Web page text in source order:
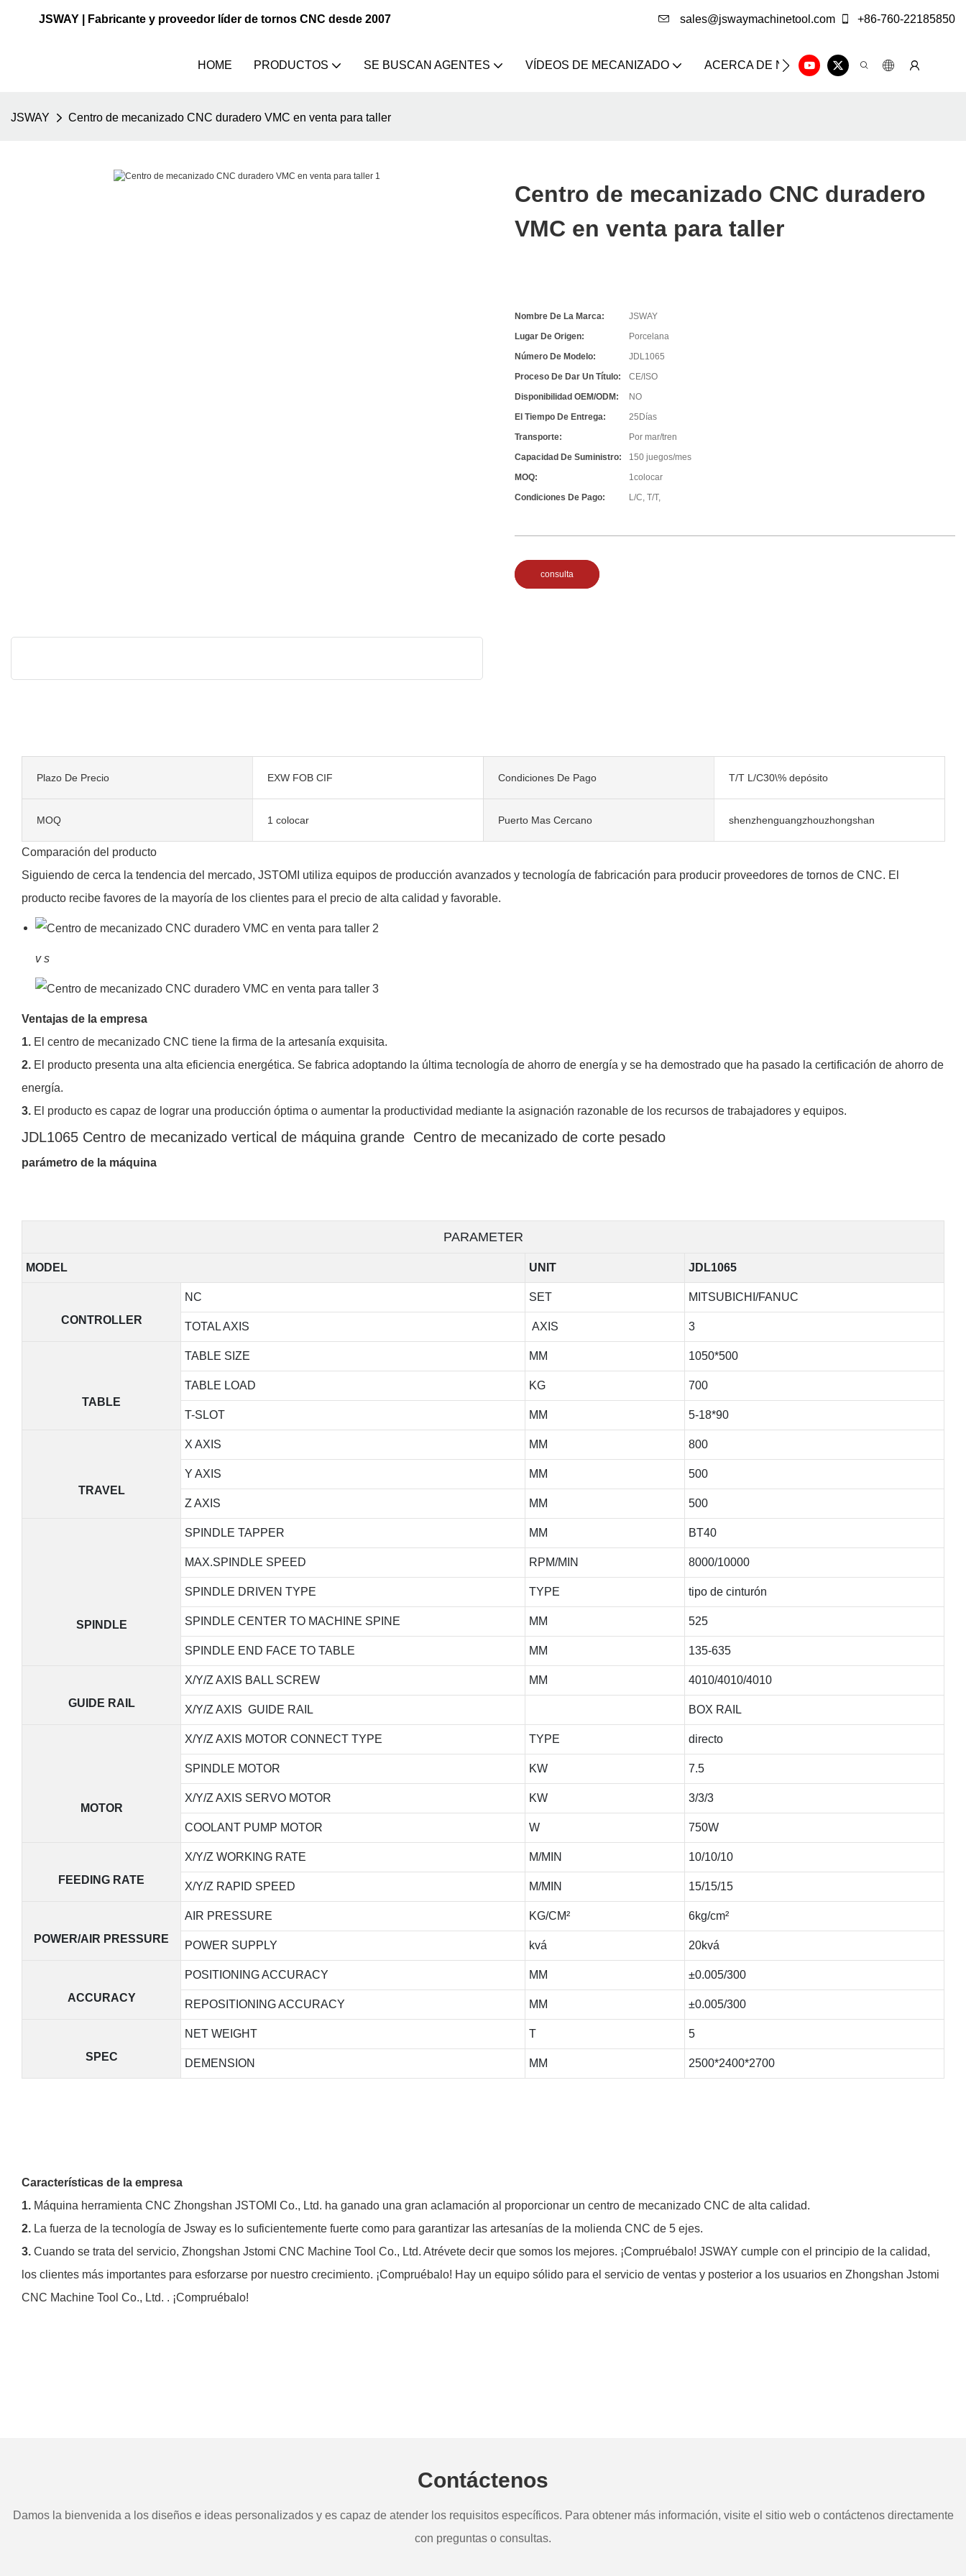
JSWAY | Fabricante y proveedor líder de tornos CNC desde 2007 sales@jswaymachinetool.com +86-760-22185850
HOME PRODUCTOS SE BUSCAN AGENTES VÍDEOS DE MECANIZADO ACERCA DE NOSOTROS SOLUCIÓN
JSWAY Centro de mecanizado CNC duradero VMC en venta para taller
Centro de mecanizado CNC duradero
VMC en venta para taller
Nombre De La Marca:
JSWAY
Lugar De Origen:
Porcelana
Número De Modelo:
JDL1065
Proceso De Dar Un Título:
CE/ISO
Disponibilidad OEM/ODM:
NO
El Tiempo De Entrega:
25Días
Transporte:
Por mar/tren
Capacidad De Suministro:
150 juegos/mes
MOQ:
1colocar
Condiciones De Pago:
L/C, T/T,
consulta
Plazo De Precio EXW FOB CIF Condiciones De Pago T/T L/C30\% depósito
MOQ 1 colocar Puerto Mas Cercano shenzhenguangzhouzhongshan
Comparación del producto
Siguiendo de cerca la tendencia del mercado, JSTOMI utiliza equipos de producción avanzados y tecnología de fabricación para producir proveedores de tornos de CNC. El
producto recibe favores de la mayoría de los clientes para el precio de alta calidad y favorable.
vs
Ventajas de la empresa
1. El centro de mecanizado CNC tiene la firma de la artesanía exquisita.
2. El producto presenta una alta eficiencia energética. Se fabrica adoptando la última tecnología de ahorro de energía y se ha demostrado que ha pasado la certificación de ahorro de
energía.
3. El producto es capaz de lograr una producción óptima o aumentar la productividad mediante la asignación razonable de los recursos de trabajadores y equipos.
JDL1065 Centro de mecanizado vertical de máquina grande Centro de mecanizado de corte pesado
parámetro de la máquina
PARAMETER
MODEL UNIT JDL1065
CONTROLLER
NC SET MITSUBICHI/FANUC
TOTAL AXIS AXIS 3
TABLE
TABLE SIZE MM 1050*500
TABLE LOAD KG 700
T-SLOT MM 5-18*90
TRAVEL
X AXIS MM 800
Y AXIS MM 500
Z AXIS MM 500
SPINDLE
SPINDLE TAPPER MM BT40
MAX.SPINDLE SPEED RPM/MIN 8000/10000
SPINDLE DRIVEN TYPE TYPE tipo de cinturón
SPINDLE CENTER TO MACHINE SPINE MM 525
SPINDLE END FACE TO TABLE MM 135-635
GUIDE RAIL
X/Y/Z AXIS BALL SCREW MM 4010/4010/4010
X/Y/Z AXIS GUIDE RAIL BOX RAIL
MOTOR
X/Y/Z AXIS MOTOR CONNECT TYPE TYPE directo
SPINDLE MOTOR KW 7.5
X/Y/Z AXIS SERVO MOTOR KW 3/3/3
COOLANT PUMP MOTOR W 750W
FEEDING RATE
X/Y/Z WORKING RATE M/MIN 10/10/10
X/Y/Z RAPID SPEED M/MIN 15/15/15
POWER/AIR PRESSURE
AIR PRESSURE KG/CM² 6kg/cm²
POWER SUPPLY kvá 20kvá
ACCURACY
POSITIONING ACCURACY MM ±0.005/300
REPOSITIONING ACCURACY MM ±0.005/300
SPEC
NET WEIGHT T 5
DEMENSION MM 2500*2400*2700
Características de la empresa
1. Máquina herramienta CNC Zhongshan JSTOMI Co., Ltd. ha ganado una gran aclamación al proporcionar un centro de mecanizado CNC de alta calidad.
2. La fuerza de la tecnología de Jsway es lo suficientemente fuerte como para garantizar las artesanías de la molienda CNC de 5 ejes.
3. Cuando se trata del servicio, Zhongshan Jstomi CNC Machine Tool Co., Ltd. Atrévete decir que somos los mejores. ¡Compruébalo! JSWAY cumple con el principio de la calidad,
los clientes más importantes para esforzarse por nuestro crecimiento. ¡Compruébalo! Hay un equipo sólido para el servicio de ventas y posterior a los usuarios en Zhongshan Jstomi
CNC Machine Tool Co., Ltd. . ¡Compruébalo!
Contáctenos
Damos la bienvenida a los diseños e ideas personalizados y es capaz de atender los requisitos específicos. Para obtener más información, visite el sitio web o contáctenos directamente
con preguntas o consultas.